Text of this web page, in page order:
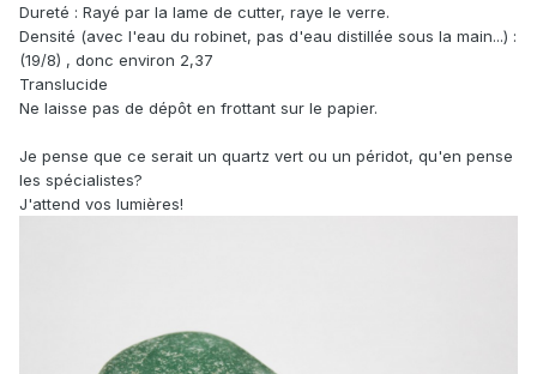
Dureté : Rayé par la lame de cutter, raye le verre.
Densité (avec l'eau du robinet, pas d'eau distillée sous la main...) :
(19/8) , donc environ 2,37
Translucide
Ne laisse pas de dépôt en frottant sur le papier.
Je pense que ce serait un quartz vert ou un péridot, qu'en pense
les spécialistes?
J'attend vos lumières!